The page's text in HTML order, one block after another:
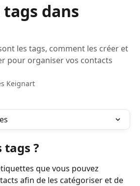
dans
les tags, comment les créer et
pour organiser vos contacts
Keignart
tags ?
que vous pouvez
afin de les catégoriser et de